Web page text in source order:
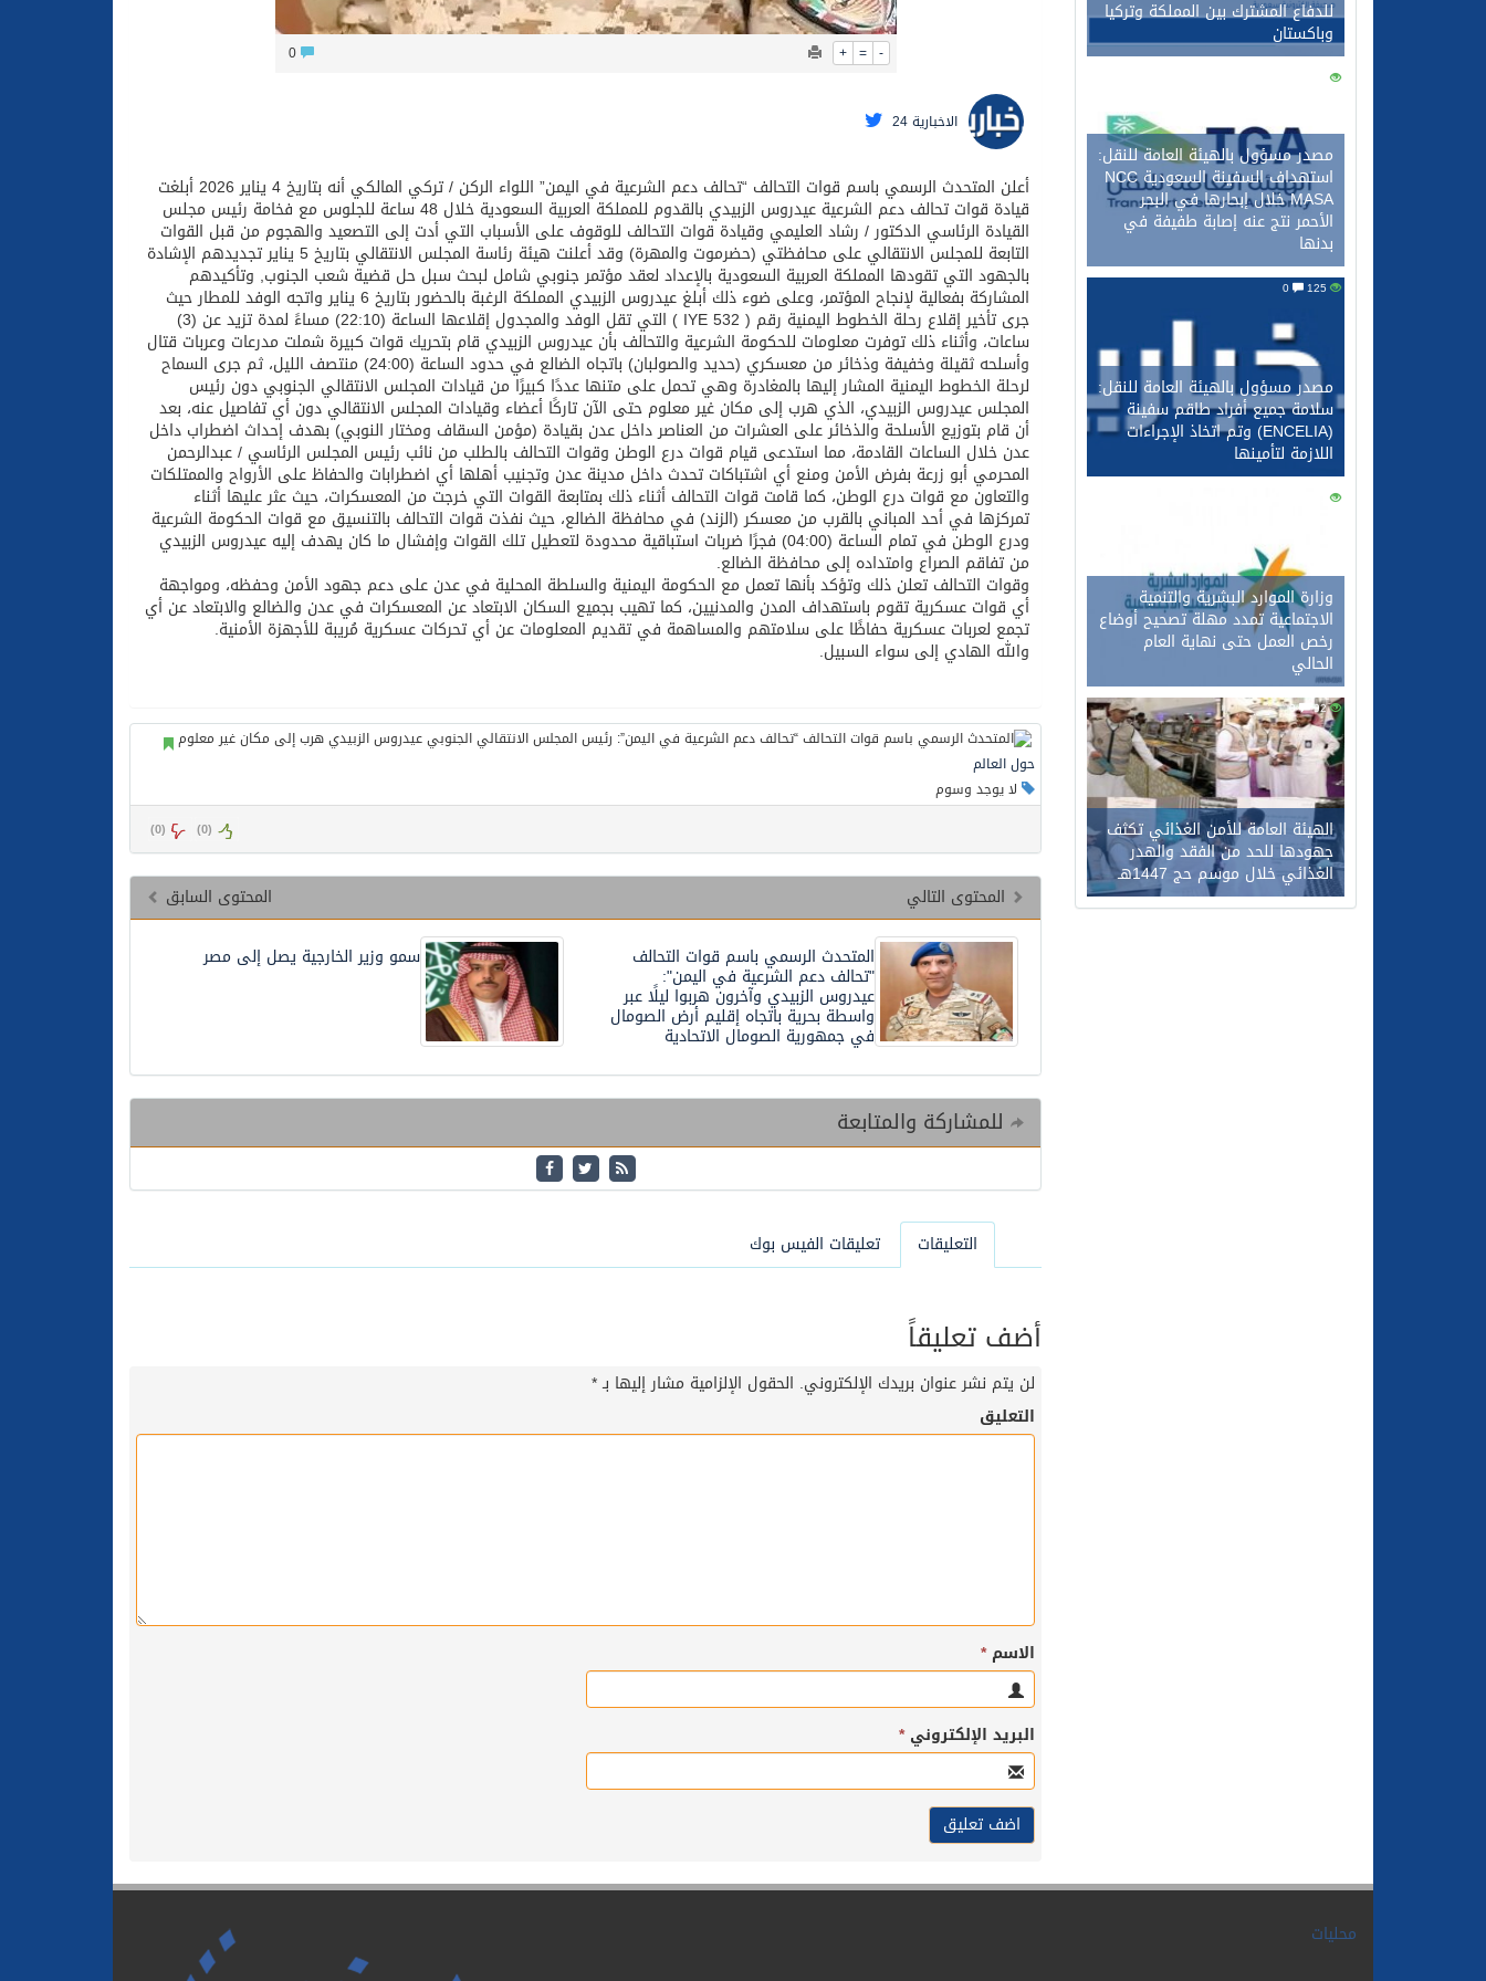
للدفاع المشترك بين المملكة وتركيا
وباكستان
137
مصدر مسؤول بالهيئة العامة للنقل:
استهداف السفينة السعودية NCC
MASA خلال إبحارها في البحر
الأحمر نتج عنه إصابة طفيفة في
بدنها
مصدر مسؤول بالهيئة العامة للنقل:
سلامة جميع أفراد طاقم سفينة
(ENCELIA) وتم اتخاذ الإجراءات
اللازمة لتأمينها
111
وزارة الموارد البشرية والتنمية
الاجتماعية تمدد مهلة تصحيح أوضاع
رخص العمل حتى نهاية العام
الحالي
92
0
الهيئة العامة للأمن الغذائي تكثف
جهودها للحد من الفقد والهدر
الغذائي خلال موسم حج 1447هـ
+ = -
0
الاخبارية 24
أعلن المتحدث الرسمي باسم قوات التحالف “تحالف دعم الشرعية في اليمن” اللواء الركن / تركي المالكي أنه بتاريخ 4 يناير 2026 أبلغت
قيادة قوات تحالف دعم الشرعية عيدروس الزبيدي بالقدوم للمملكة العربية السعودية خلال 48 ساعة للجلوس مع فخامة رئيس مجلس
القيادة الرئاسي الدكتور / رشاد العليمي وقيادة قوات التحالف للوقوف على الأسباب التي أدت إلى التصعيد والهجوم من قبل القوات
التابعة للمجلس الانتقالي على محافظتي (حضرموت والمهرة) وقد أعلنت هيئة رئاسة المجلس الانتقالي بتاريخ 5 يناير تجديدهم الإشادة
بالجهود التي تقودها المملكة العربية السعودية بالإعداد لعقد مؤتمر جنوبي شامل لبحث سبل حل قضية شعب الجنوب, وتأكيدهم
المشاركة بفعالية لإنجاح المؤتمر، وعلى ضوء ذلك أبلغ عيدروس الزبيدي المملكة الرغبة بالحضور بتاريخ 6 يناير واتجه الوفد للمطار حيث
جرى تأخير إقلاع رحلة الخطوط اليمنية رقم ( IYE 532 ) التي تقل الوفد والمجدول إقلاعها الساعة (22:10) مساءً لمدة تزيد عن (3)
ساعات، وأثناء ذلك توفرت معلومات للحكومة الشرعية والتحالف بأن عيدروس الزبيدي قام بتحريك قوات كبيرة شملت مدرعات وعربات قتال
وأسلحه ثقيلة وخفيفة وذخائر من معسكري (حديد والصولبان) باتجاه الضالع في حدود الساعة (24:00) منتصف الليل، ثم جرى السماح
لرحلة الخطوط اليمنية المشار إليها بالمغادرة وهي تحمل على متنها عددًا كبيرًا من قيادات المجلس الانتقالي الجنوبي دون رئيس
المجلس عيدروس الزبيدي، الذي هرب إلى مكان غير معلوم حتى الآن تاركًا أعضاء وقيادات المجلس الانتقالي دون أي تفاصيل عنه، بعد
أن قام بتوزيع الأسلحة والذخائر على العشرات من العناصر داخل عدن بقيادة (مؤمن السقاف ومختار النوبي) بهدف إحداث اضطراب داخل
عدن خلال الساعات القادمة، مما استدعى قيام قوات درع الوطن وقوات التحالف بالطلب من نائب رئيس المجلس الرئاسي / عبدالرحمن
المحرمي أبو زرعة بفرض الأمن ومنع أي اشتباكات تحدث داخل مدينة عدن وتجنيب أهلها أي اضطرابات والحفاظ على الأرواح والممتلكات
والتعاون مع قوات درع الوطن، كما قامت قوات التحالف أثناء ذلك بمتابعة القوات التي خرجت من المعسكرات، حيث عثر عليها أثناء
تمركزها في أحد المباني بالقرب من معسكر (الزند) في محافظة الضالع، حيث نفذت قوات التحالف بالتنسيق مع قوات الحكومة الشرعية
ودرع الوطن في تمام الساعة (04:00) فجرًا ضربات استباقية محدودة لتعطيل تلك القوات وإفشال ما كان يهدف إليه عيدروس الزبيدي
من تفاقم الصراع وامتداده إلى محافظة الضالع.
وقوات التحالف تعلن ذلك وتؤكد بأنها تعمل مع الحكومة اليمنية والسلطة المحلية في عدن على دعم جهود الأمن وحفظه، ومواجهة
أي قوات عسكرية تقوم باستهداف المدن والمدنيين، كما تهيب بجميع السكان الابتعاد عن المعسكرات في عدن والضالع والابتعاد عن أي
تجمع لعربات عسكرية حفاظًا على سلامتهم والمساهمة في تقديم المعلومات عن أي تحركات عسكرية مُريبة للأجهزة الأمنية.
والله الهادي إلى سواء السبيل.
حول العالم
لا يوجد وسوم
(
0
) (
0
)
المحتوى السابق
المحتوى التالي
سمو وزير الخارجية يصل إلى مصر
المتحدث الرسمي باسم قوات التحالف
"تحالف دعم الشرعية في اليمن":
عيدروس الزبيدي وآخرون هربوا ليلًا عبر
واسطة بحرية باتجاه إقليم أرض الصومال
في جمهورية الصومال الاتحادية
للمشاركة والمتابعة
التعليقات تعليقات الفيس بوك
أضف تعليقاً
لن يتم نشر عنوان بريدك الإلكتروني. الحقول الإلزامية مشار إليها بـ*
التعليق
الاسم*
البريد الإلكتروني*
محليات